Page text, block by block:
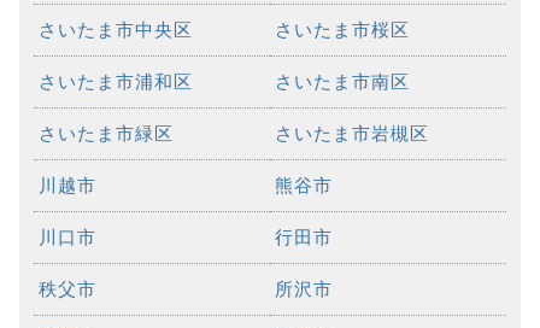
さいたま市中央区 さいたま市桜区
さいたま市浦和区 さいたま市南区
さいたま市緑区 さいたま市岩槻区
川越市 熊谷市
川口市 行田市
秩父市 所沢市